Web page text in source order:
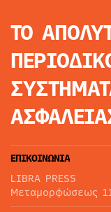
ΤΟ
ΕΠΙΚΟΙΝΩΝΙΑ
LIBRA PRESS
Μεταμορφώσεως